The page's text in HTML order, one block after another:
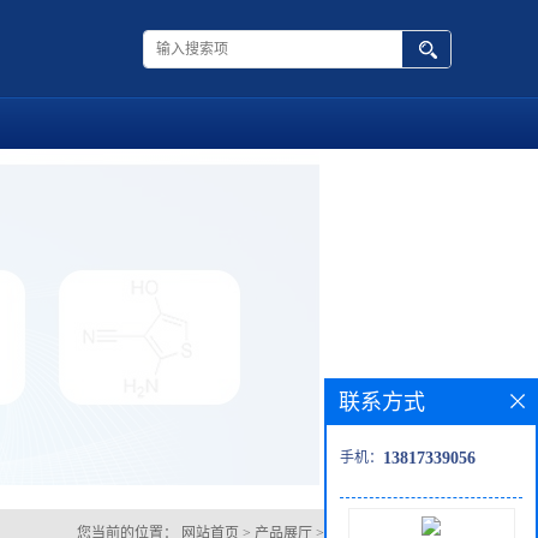
您当前的位置： 网站首页 > 产品展厅 > 三吡咯烷膦氧化物
联系方式
手机： 13817339056